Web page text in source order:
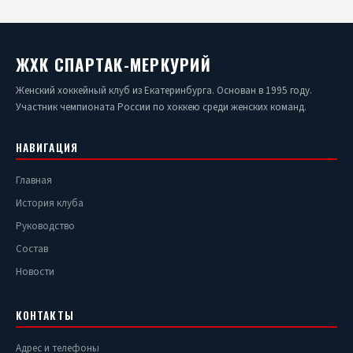
ЖХК СПАРТАК-МЕРКУРИЙ
Женский хоккейный клуб из Екатеринбурга. Основан в 1995 году.
Участник чемпионата России по хоккею среди женских команд.
НАВИГАЦИЯ
Главная
История клуба
Руководство
Состав
Новости
КОНТАКТЫ
Адрес и телефоны